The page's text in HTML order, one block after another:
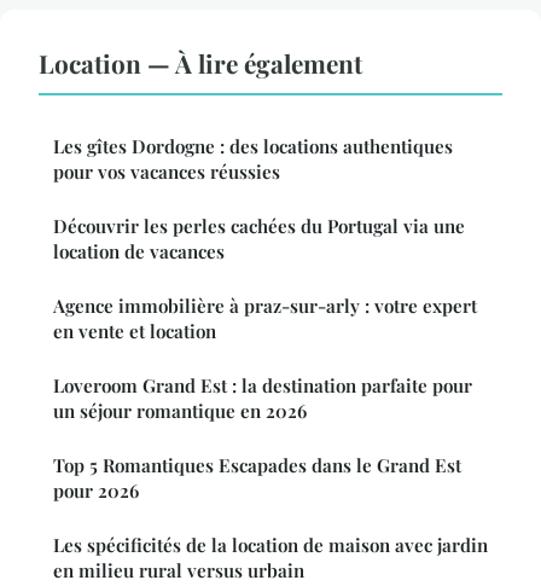
Location — À lire également
Les gîtes Dordogne : des locations authentiques
pour vos vacances réussies
Découvrir les perles cachées du Portugal via une
location de vacances
Agence immobilière à praz-sur-arly : votre expert
en vente et location
Loveroom Grand Est : la destination parfaite pour
un séjour romantique en 2026
Top 5 Romantiques Escapades dans le Grand Est
pour 2026
Les spécificités de la location de maison avec jardin
en milieu rural versus urbain